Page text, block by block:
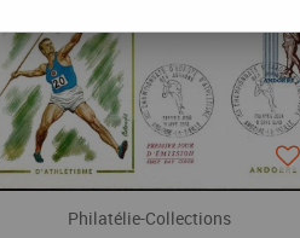
Philatélie-Collections